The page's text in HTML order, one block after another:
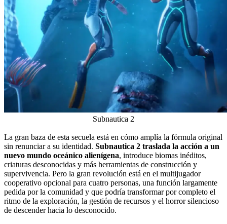
Subnautica 2
La gran baza de esta secuela está en cómo amplía la fórmula original
sin renunciar a su identidad. Subnautica 2 traslada la acción a un
nuevo mundo oceánico alienígena, introduce biomas inéditos,
criaturas desconocidas y más herramientas de construcción y
supervivencia. Pero la gran revolución está en el multijugador
cooperativo opcional para cuatro personas, una función largamente
pedida por la comunidad y que podría transformar por completo el
ritmo de la exploración, la gestión de recursos y el horror silencioso
de descender hacia lo desconocido.